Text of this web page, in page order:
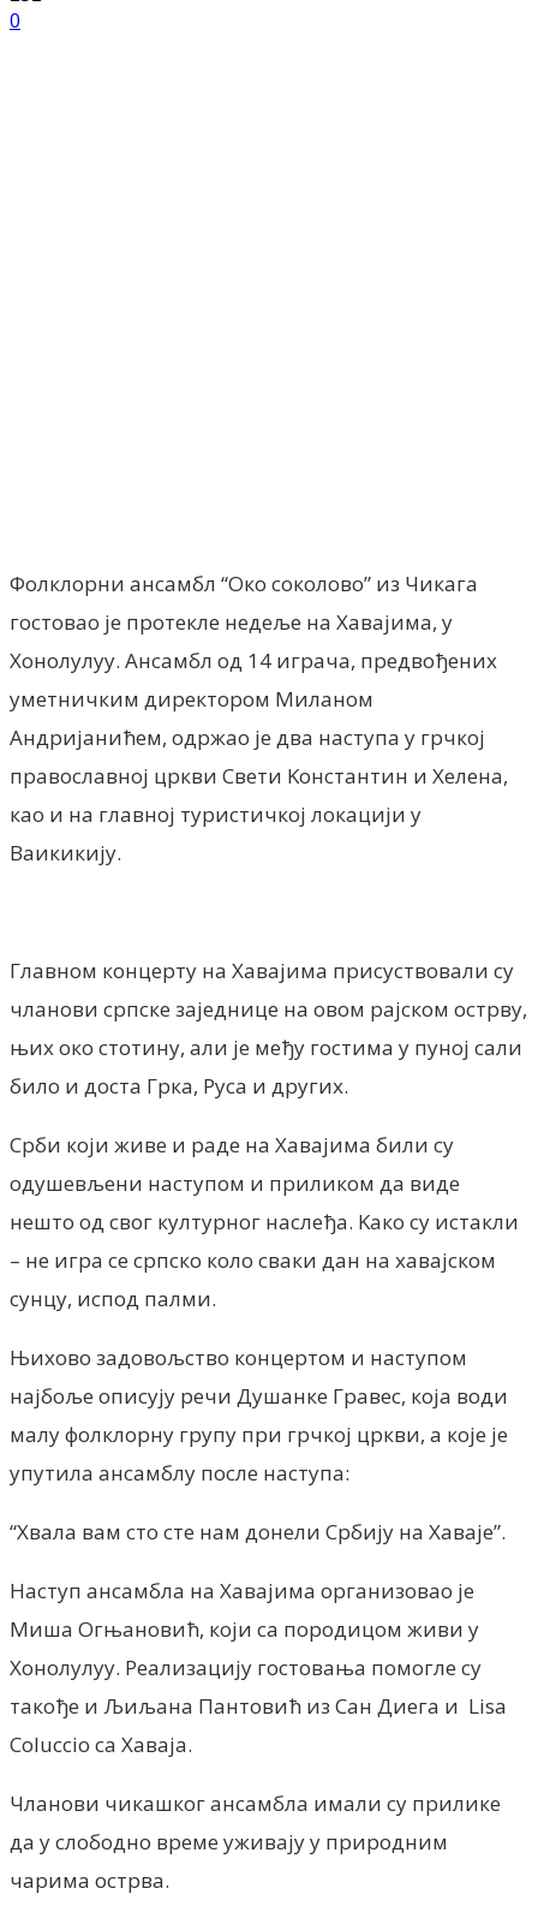
0
Фолклорни ансамбл “Око соколово” из Чикага
гостовао је протекле недеље на Хавајима, у
Хонолулуу. Ансамбл од 14 играча, предвођених
уметничким директором Миланом
Андријанићем, одржао је два наступа у грчкој
православној цркви Свети Kонстантин и Хелена,
као и на главној туристичкој локацији у
Ваикикију.
Главном концерту на Хавајима присуствовали су
чланови српске заједнице на овом рајском острву,
њих око стотину, али је међу гостима у пуној сали
било и доста Грка, Руса и других.
Срби који живе и раде на Хавајима били су
одушевљени наступом и приликом да виде
нешто од свог културног наслеђа. Kако су истакли
– не игра се српско коло сваки дан на хавајском
сунцу, испод палми.
Њихово задовољство концертом и наступом
најбоље описују речи Душанке Гравес, која води
малу фолклорну групу при грчкој цркви, а које је
упутила ансамблу после наступа:
“Хвала вам сто сте нам донели Србију на Хаваје”.
Наступ ансамбла на Хавајима организовао је
Миша Огњановић, који са породицом живи у
Хонолулуу. Реализацију гостовања помогле су
такође и Љиљана Пантовић из Сан Диега и Lisa
Coluccio са Хаваја.
Чланови чикашког ансамбла имали су прилике
да у слободно време уживају у природним
чарима острва.